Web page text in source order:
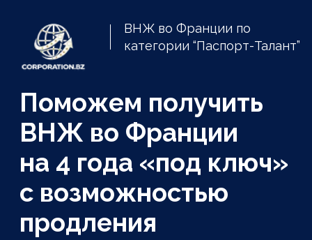
категории “Паспорт-Талант”
от 12 000 € за 3 месяца
в условиях санкций и
Поможем получить
ВНЖ во Франции
на 4 года «под ключ»
с возможностью
продления